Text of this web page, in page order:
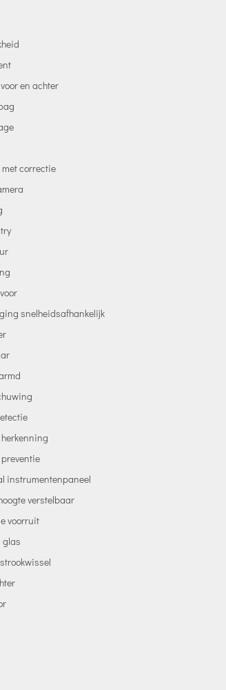
en achter
correctie
snelheidsafhankelijk
instrumentenpaneel
verstelbaar
voorruit
glas